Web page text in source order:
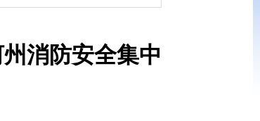
消防安全集中